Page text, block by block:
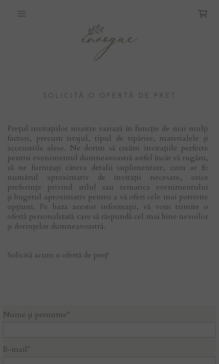
Prețul invitațiilor noastre variază în funcție de mai mulți
factori, precum tirajul, tipul de tipărire, materialele și
accesoriile alese. Ne dorim să creăm invitațiile perfecte
pentru evenimentul dumneavoastră astfel încât vă rugăm,
să ne furnizați câteva detalii suplimentare, cum ar fi:
numărul aproximativ de invitații necesare, orice
preferințe privind stilul sau tematica evenimentului
și bugetul aproximativ pentru a vă oferi cele mai potrivite
opțiuni. Pe baza acestor informații, vă vom trimite o
ofertă personalizată care să răspundă cel mai bine nevoilor
și dorințelor dumneavoastră.
Solicită acum o ofertă de preț!
SOLICITĂ O OFERTĂ DE PREȚ
Nume și prenume*
E-mail*